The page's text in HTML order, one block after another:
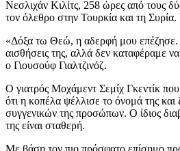
Νεσλιχάν Κιλίτς, 258 ώρες από τους
τον όλεθρο στην Τουρκία και τη Συρία.
«Δόξα τω Θεώ, η αδερφή μου επέζησε.
αισθήσεις της, αλλά δεν καταφέραμε
ο Γιουσούφ Γιαλτζινόζ.
Ο γιατρός Μοχάμεντ Σεμίχ Γκεντίκ
ότι η κοπέλα ψέλλισε το όνομά της και
συγγενικών της προσώπων. Ο ίδιος
της είναι σταθερή.
Με βάση τον πιο πρόσφατο επίσημο